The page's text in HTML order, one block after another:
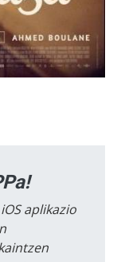
aplikazio